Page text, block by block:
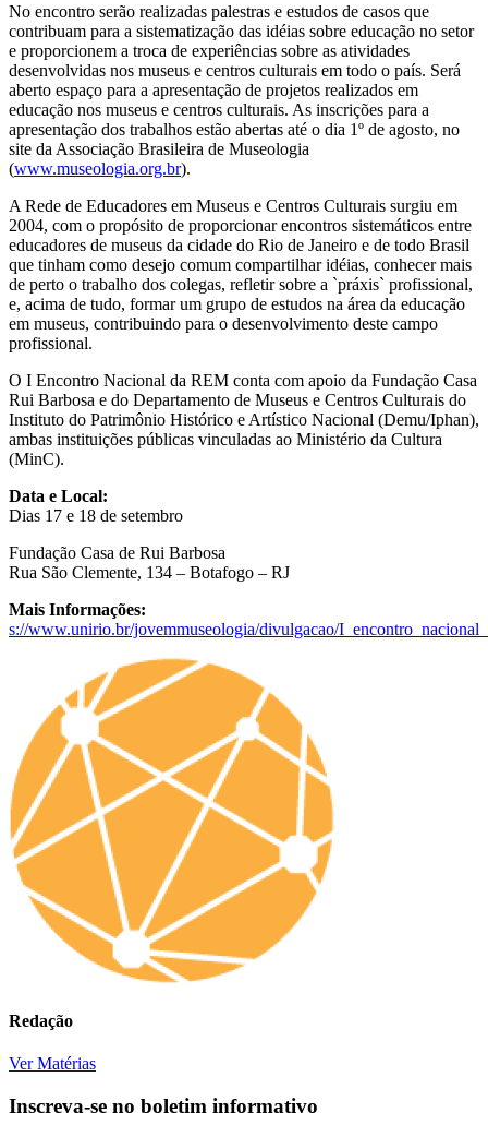
No encontro serão realizadas palestras e estudos de casos que
contribuam para a sistematização das idéias sobre educação no setor
e proporcionem a troca de experiências sobre as atividades
desenvolvidas nos museus e centros culturais em todo o país. Será
aberto espaço para a apresentação de projetos realizados em
educação nos museus e centros culturais. As inscrições para a
apresentação dos trabalhos estão abertas até o dia 1º de agosto, no
site da Associação Brasileira de Museologia
(www.museologia.org.br).
A Rede de Educadores em Museus e Centros Culturais surgiu em
2004, com o propósito de proporcionar encontros sistemáticos entre
educadores de museus da cidade do Rio de Janeiro e de todo Brasil
que tinham como desejo comum compartilhar idéias, conhecer mais
de perto o trabalho dos colegas, refletir sobre a `práxis` profissional,
e, acima de tudo, formar um grupo de estudos na área da educação
em museus, contribuindo para o desenvolvimento deste campo
profissional.
O I Encontro Nacional da REM conta com apoio da Fundação Casa
Rui Barbosa e do Departamento de Museus e Centros Culturais do
Instituto do Patrimônio Histórico e Artístico Nacional (Demu/Iphan),
ambas instituições públicas vinculadas ao Ministério da Cultura
(MinC).
Data e Local:
Dias 17 e 18 de setembro
Fundação Casa de Rui Barbosa
Rua São Clemente, 134 – Botafogo – RJ
Mais Informações:
s://www.unirio.br/jovemmuseologia/divulgacao/
Redação
Ver Matérias
Inscreva-se no boletim informativo